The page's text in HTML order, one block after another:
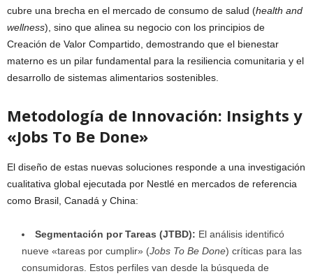
cubre una brecha en el mercado de consumo de salud (health and
wellness), sino que alinea su negocio con los principios de
Creación de Valor Compartido, demostrando que el bienestar
materno es un pilar fundamental para la resiliencia comunitaria y el
desarrollo de sistemas alimentarios sostenibles.
Metodología de Innovación: Insights y
«Jobs To Be Done»
El diseño de estas nuevas soluciones responde a una investigación
cualitativa global ejecutada por Nestlé en mercados de referencia
como Brasil, Canadá y China:
Segmentación por Tareas (JTBD): El análisis identificó
nueve «tareas por cumplir» (Jobs To Be Done) críticas para las
consumidoras. Estos perfiles van desde la búsqueda de